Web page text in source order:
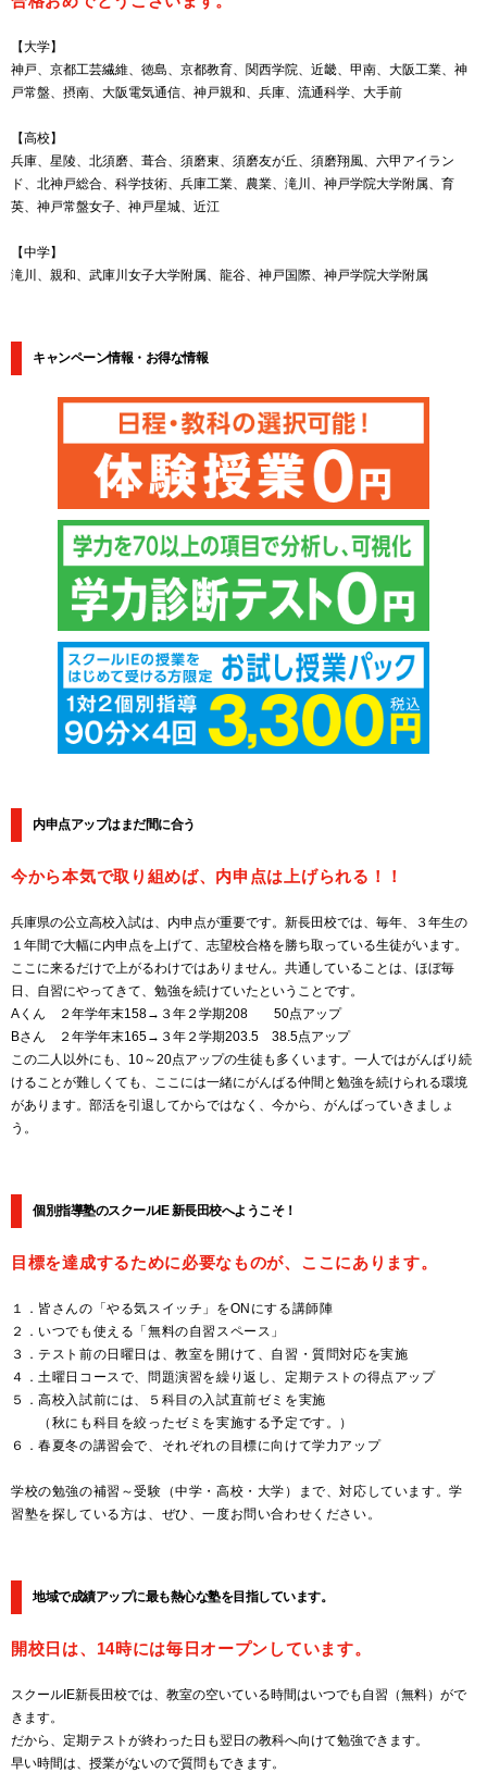
【大学】
神戸、京都工芸繊維、徳島、京都教育、関西学院、近畿、甲南、大阪工業、神
戸常盤、摂南、大阪電気通信、神戸親和、兵庫、流通科学、大手前
【高校】
兵庫、星陵、北須磨、葺合、須磨東、須磨友が丘、須磨翔風、六甲アイラン
ド、北神戸総合、科学技術、兵庫工業、農業、滝川、神戸学院大学附属、育
英、神戸常盤女子、神戸星城、近江
【中学】
滝川、親和、武庫川女子大学附属、龍谷、神戸国際、神戸学院大学附属
キャンペーン情報・お得な情報
内申点アップはまだ間に合う
今から本気で取り組めば、内申点は上げられる！！
兵庫県の公立高校入試は、内申点が重要です。新長田校では、毎年、３年生の
１年間で大幅に内申点を上げて、志望校合格を勝ち取っている生徒がいます。
ここに来るだけで上がるわけではありません。共通していることは、ほぼ毎
日、自習にやってきて、勉強を続けていたということです。
Aくん ２年学年末158→３年２学期208 50点アップ
Bさん ２年学年末165→３年２学期203.5 38.5点アップ
この二人以外にも、10～20点アップの生徒も多くいます。一人ではがんばり続
けることが難しくても、ここには一緒にがんばる仲間と勉強を続けられる環境
があります。部活を引退してからではなく、今から、がんばっていきましょ
う。
個別指導塾のスクールIE 新長田校へようこそ！
目標を達成するために必要なものが、ここにあります。
１．皆さんの「やる気スイッチ」をONにする講師陣
２．いつでも使える「無料の自習スペース」
３．テスト前の日曜日は、教室を開けて、自習・質問対応を実施
４．土曜日コースで、問題演習を繰り返し、定期テストの得点アップ
５．高校入試前には、５科目の入試直前ゼミを実施
（秋にも科目を絞ったゼミを実施する予定です。）
６．春夏冬の講習会で、それぞれの目標に向けて学力アップ
学校の勉強の補習～受験（中学・高校・大学）まで、対応しています。学
習塾を探している方は、ぜひ、一度お問い合わせください。
地域で成績アップに最も熱心な塾を目指しています。
開校日は、14時には毎日オープンしています。
スクールIE新長田校では、教室の空いている時間はいつでも自習（無料）がで
きます。
だから、定期テストが終わった日も翌日の教科へ向けて勉強できます。
早い時間は、授業がないので質問もできます。